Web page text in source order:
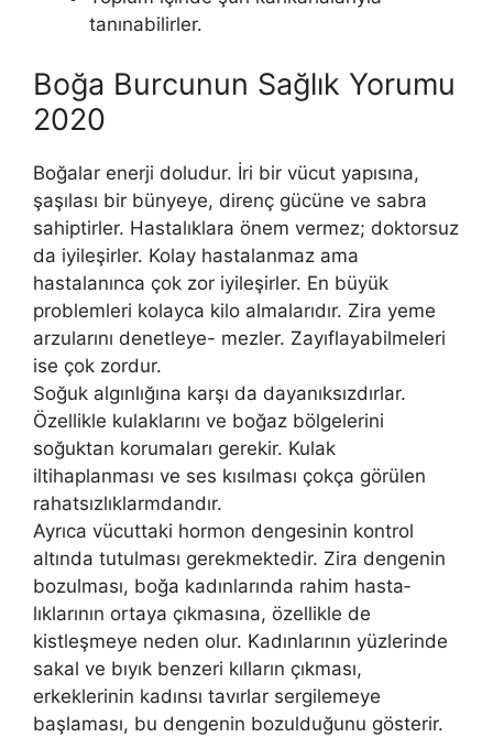
tanınabilirler.
Boğa Burcunun Sağlık Yorumu
2020
Boğalar enerji doludur. İri bir vücut yapısına,
şaşılası bir bünyeye, di­renç gücüne ve sabra
sahiptirler. Hastalıklara önem vermez; doktorsuz
da iyileşirler. Kolay hastalanmaz ama
hastalanınca çok zor iyileşirler. En bü­yük
problemleri kolayca kilo almalarıdır. Zira yeme
arzularını denetleye- mezler. Zayıflayabilmeleri
ise çok zordur.
Soğuk algınlığına karşı da dayanıksızdırlar.
Özellikle kulaklarını ve bo­ğaz bölgelerini
soğuktan korumaları gerekir. Kulak
iltihaplanması ve ses kısılması çokça görülen
rahatsızlıklarmdandır.
Ayrıca vücuttaki hormon dengesinin kontrol
altında tutulması ge­rekmektedir. Zira dengenin
bozulması, boğa kadınlarında rahim hasta­
lıklarının ortaya çıkmasına, özellikle de
kistleşmeye neden olur. Kadınla­rının yüzlerinde
sakal ve bıyık benzeri kılların çıkması,
erkeklerinin ka­dınsı tavırlar sergilemeye
başlaması, bu dengenin bozulduğunu gösterir.